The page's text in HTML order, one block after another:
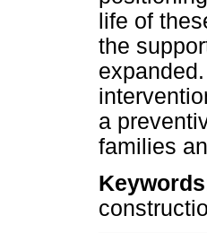
life of
the
a
families